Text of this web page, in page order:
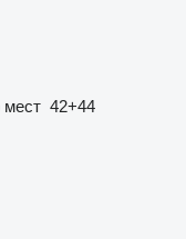
мест 42+44